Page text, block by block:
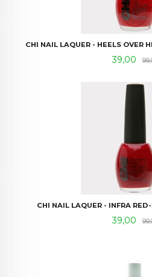
CHI NAIL LAQUER - HEELS OVER
Tilbud
39,00
CHI NAIL LAQUER - INFRA
Tilbud
39,00